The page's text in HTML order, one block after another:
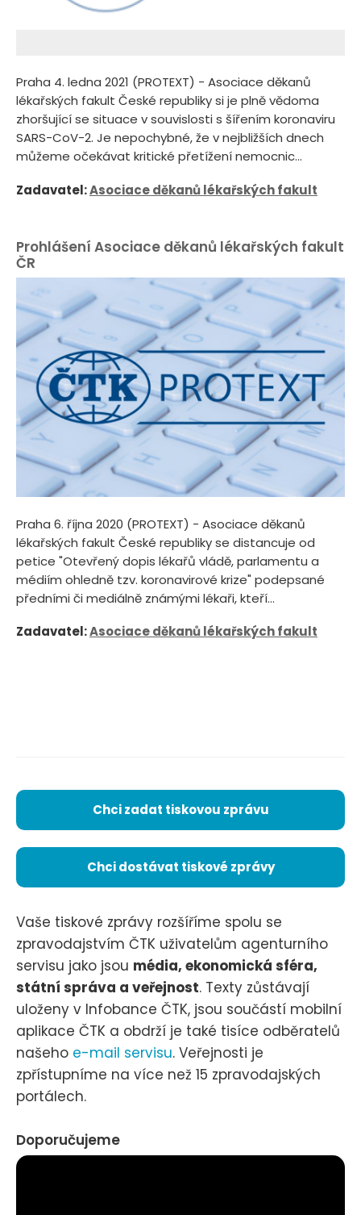
Praha 4. ledna 2021 (PROTEXT) - Asociace děkanů
lékařských fakult České republiky si je plně vědoma
zhoršující se situace v souvislosti s šířením koronaviru
SARS-CoV-2. Je nepochybné, že v nejbližších dnech
můžeme očekávat kritické přetížení nemocnic...
Zadavatel:Asociace děkanů lékařských fakult
Prohlášení Asociace děkanů lékařských fakult
ČR
Praha 6. října 2020 (PROTEXT) - Asociace děkanů
lékařských fakult České republiky se distancuje od
petice "Otevřený dopis lékařů vládě, parlamentu a
médiím ohledně tzv. koronavirové krize" podepsané
předními či mediálně známými lékaři, kteří...
Zadavatel:Asociace děkanů lékařských fakult
Chci zadat tiskovou zprávu
Chci dostávat tiskové zprávy
Vaše tiskové zprávy rozšíříme spolu se
zpravodajstvím ČTK uživatelům agenturního
servisu jako jsou média, ekonomická sféra,
státní správa a veřejnost. Texty zůstávají
uloženy v Infobance ČTK, jsou součástí mobilní
aplikace ČTK a obdrží je také tisíce odběratelů
našeho e-mail servisu. Veřejnosti je
zpřístupníme na více než 15 zpravodajských
portálech.
Doporučujeme